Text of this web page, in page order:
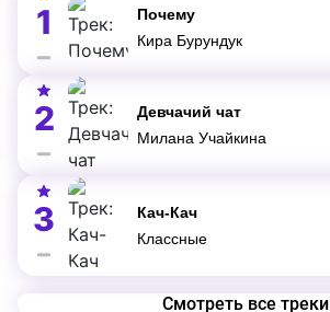
1
Почему
Кира Бурундук
2
Девчачий чат
Милана Учайкина
3
Кач-Кач
Классные
Смотреть все треки